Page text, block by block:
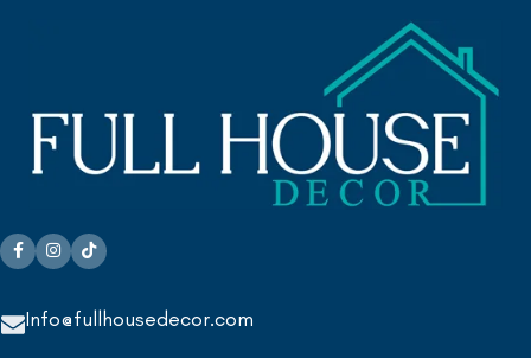
Info@fullhousedecor.com